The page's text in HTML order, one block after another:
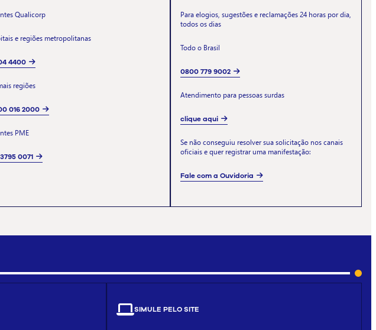
Qualicorp
e regiões metropolitanas
4400
regiões
016 2000
PME
3795 0071
Para elogios, sugestões e reclamações 24 horas por dia,
todos os dias
Todo o Brasil
0800 779 9002
Atendimento para pessoas surdas
clique aqui
Se não conseguiu resolver sua solicitação nos canais
oficiais e quer registrar uma manifestação:
Fale com a Ouvidoria
SIMULE PELO SITE